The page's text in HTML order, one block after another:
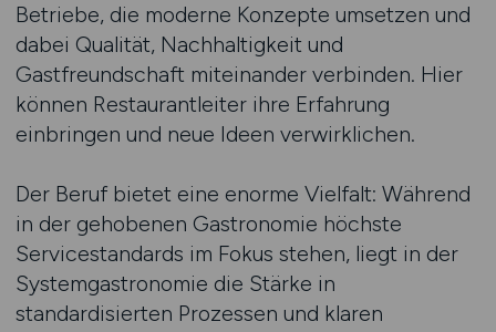
Betriebe, die moderne Konzepte umsetzen und
dabei Qualität, Nachhaltigkeit und
Gastfreundschaft miteinander verbinden. Hier
können Restaurantleiter ihre Erfahrung
einbringen und neue Ideen verwirklichen.
Der Beruf bietet eine enorme Vielfalt: Während
in der gehobenen Gastronomie höchste
Servicestandards im Fokus stehen, liegt in der
Systemgastronomie die Stärke in
standardisierten Prozessen und klaren